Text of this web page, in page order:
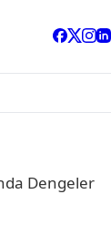
Dengeler